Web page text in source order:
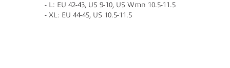
- L: EU 42-43, US 9-10, US Wmn 10.5-11.5
- XL: EU 44-45, US 10.5-11.5